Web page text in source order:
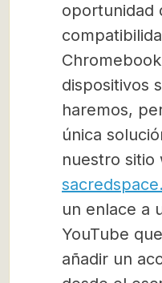
oportunidad
dispositivos
haremos,
única
nuestro sitio
un enlace a
YouTube
añadir un